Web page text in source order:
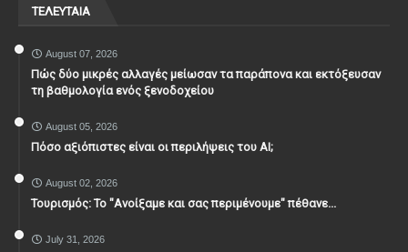
ΤΕΛΕΥΤΑΙΑ
August 07, 2026
Πώς δύο μικρές αλλαγές μείωσαν τα παράπονα και εκτόξευσαν
τη βαθμολογία ενός ξενοδοχείου
August 05, 2026
Πόσο αξιόπιστες είναι οι περιλήψεις του ΑΙ;
August 02, 2026
Τουρισμός: Το "Ανοίξαμε και σας περιμένουμε" πέθανε...
July 31, 2026